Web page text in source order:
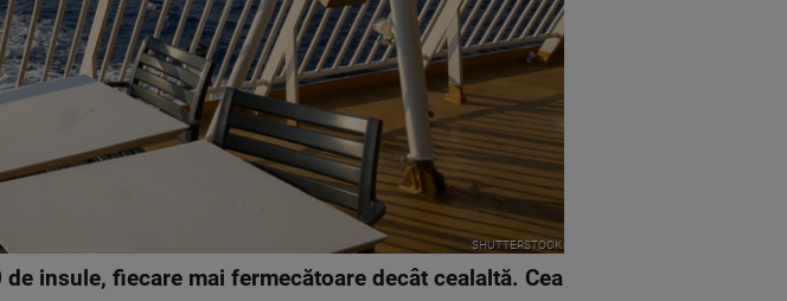
SHUTTERSTOCK
insule, fiecare mai fermecătoare decât cealaltă. Cea